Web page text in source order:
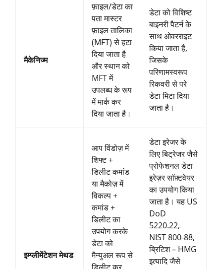
मैकेनिज्म
फ़ाइल/डेटा का
पता मास्टर
फ़ाइल तालिका
(MFT) से हटा
दिया जाता है
और स्थान को
MFT में
उपलब्ध के रूप
में मार्क कर
दिया जाता है।
डेटा को विशिष्ट
बाइनरी पैटर्न के
साथ ओवरराइट
किया जाता है,
जिसके
परिणामस्वरूप
रिकवरी से परे
डेटा मिटा दिया
जाता है।
इम्प्लीमेंटेशन मेथड
आप विंडोज़ में
शिफ्ट +
डिलीट कमांड
या मैकोज़ में
विकल्प +
कमांड +
डिलीट का
उपयोग करके
डेटा को
मैन्युअल रूप से
डेटा इरेजर के
लिए बिट्रेजर जैसे
प्रोफेशनल डेटा
इरेज़र सॉफ़्टवेयर
का उपयोग किया
जाता है। यह US
DoD
5220.22,
NIST 800-88,
ब्रिटिश – HMG
इत्यादि जैसे